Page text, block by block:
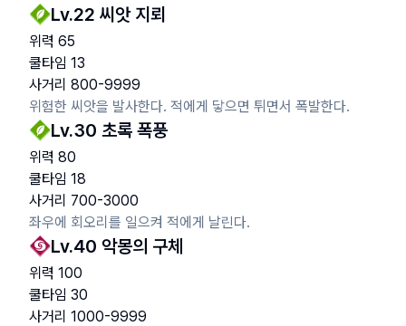
Lv.22 씨앗 지뢰
위력 65
쿨타임 13
사거리 800-9999
위험한 씨앗을 발사한다. 적에게 닿으면 튀면서 폭발한다.
Lv.30 초록 폭풍
위력 80
쿨타임 18
사거리 700-3000
좌우에 회오리를 일으켜 적에게 날린다.
Lv.40 악몽의 구체
위력 100
쿨타임 30
사거리 1000-9999